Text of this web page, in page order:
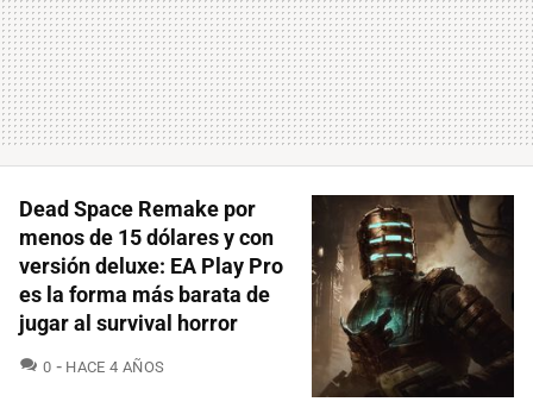
Dead Space Remake por
menos de 15 dólares y con
versión deluxe: EA Play Pro
es la forma más barata de
jugar al survival horror
0 COMENTARIOS
HACE 4 AÑOS